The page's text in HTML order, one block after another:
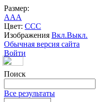
Размер:
AAA
Цвет: CCC
Изображения Вкл.Выкл.
Обычная версия сайта
Войти
Поиск
Все результаты